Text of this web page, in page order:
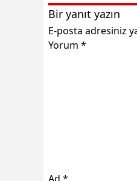
Bir yanıt yazın
E-posta adresiniz
Yorum *